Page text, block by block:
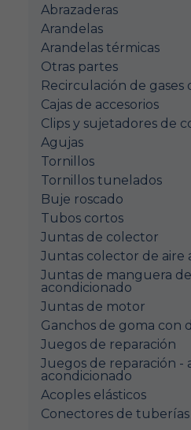
Abrazaderas
Arandelas
Arandelas térmicas
Otras partes
Recirculación de gases
Cajas de accesorios
Clips y sujetadores de
Agujas
Tornillos
Tornillos tunelados
Buje roscado
Tubos cortos
Juntas de colector
Juntas colector de aire
Juntas de manguera
acondicionado
Juntas de motor
Ganchos de goma con
Juegos de reparación
Juegos de reparación -
acondicionado
Acoples elásticos
Conectores de tuberías